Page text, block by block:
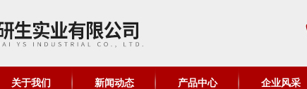
关于我们 新闻动态 产品中心 企业风采